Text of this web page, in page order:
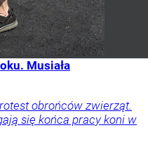
Musiała
obrońców zwierząt.
się końca pracy koni w